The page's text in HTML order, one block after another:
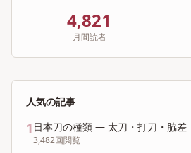
4,821
月間読者
人気の記事
1 日本刀の種類 ― 太刀・打刀・脇差
3,482回閲覧